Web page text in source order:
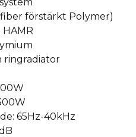
förstärkt Polymer)
ringradiator
65Hz-40kHz